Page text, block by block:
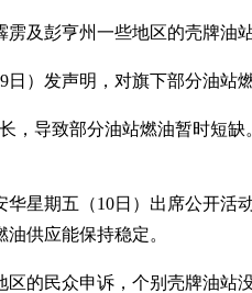
雳及彭亨州一些地区的壳牌
日）发声明，对旗下部分油
，导致部分油站燃油暂时短
星期五（10日）出席公开活
供应能保持稳定。
的民众申诉，个别壳牌油站